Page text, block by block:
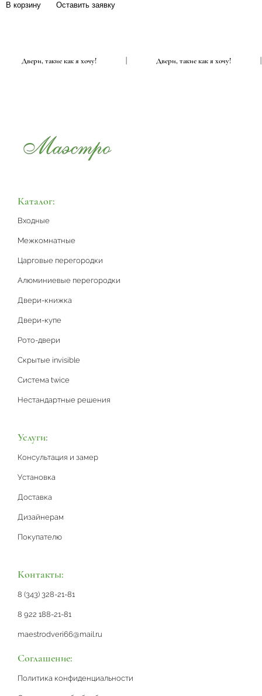
В корзину Оставить заявку
Двери, такие как я хочу! Двери, такие как я хочу!
Каталог:
Входные
Межкомнатные
Царговые перегородки
Алюминиевые перегородки
Двери-книжка
Двери-купе
Рото-двери
Скрытые invisible
Система twice
Нестандартные решения
Услуги:
Консультация и замер
Установка
Доставка
Дизайнерам
Покупателю
Контакты:
8 (343) 328-21-81
8 922 188-21-81
maestrodveri66@mail.ru
Соглашение:
Политика конфиденциальности